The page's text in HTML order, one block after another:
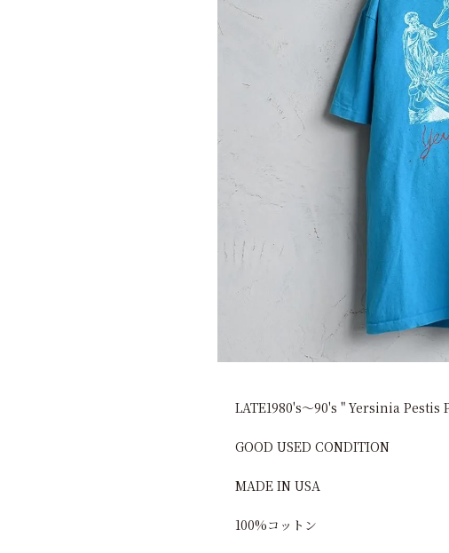
LATE1980's～90's " Yersinia
GOOD USED CONDITION
MADE IN USA
100%コットン